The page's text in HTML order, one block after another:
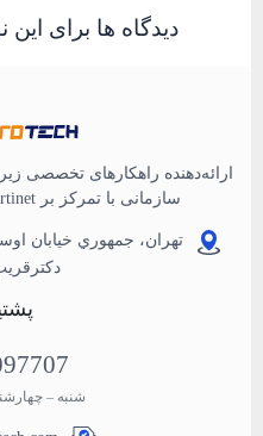
دیدگاه ها برای
ارائه‌دهنده راهکارهای تخصصی
سازمانی با تمرکز بر HPE، QNAP، Fortinet و Sophos.
شنبه – چهارشنبه :